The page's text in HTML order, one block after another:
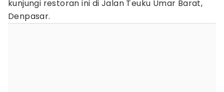
kunjungi restoran ini di Jalan Teuku Umar Barat,
Denpasar.